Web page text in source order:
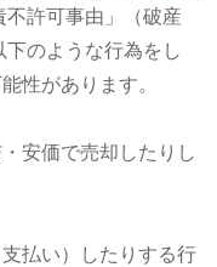
許可事由」（破産
のような行為をし
性があります。
安価で売却したりし
払い）したりする行